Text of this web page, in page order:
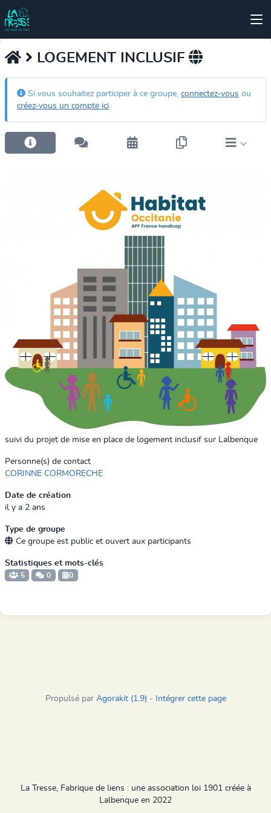
LOGEMENT INCLUSIF
Si vous souhaitez participer à ce groupe, connectez-vous ou
créez-vous un compte ici.
suivi du projet de mise en place de logement inclusif sur Lalbenque
Personne(s) de contact
CORINNE CORMORECHE
Date de création
il y a 2 ans
Type de groupe
Ce groupe est public et ouvert aux participants
Statistiques et mots-clés
5 0 0
Propulsé par Agorakit (1.9) - Intégrer cette page
La Tresse, Fabrique de liens : une association loi 1901 créée à
Lalbenque en 2022